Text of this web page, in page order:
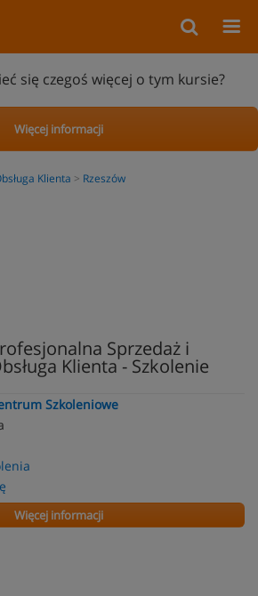
się czegoś więcej o tym kursie?
Więcej informacji
Klienta Rzeszów
Sprzedaż i
Klienta - Szkolenie
Szkoleniowe
Więcej informacji